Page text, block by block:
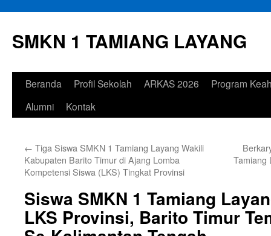
isi
SMKN 1 TAMIANG LAYANG
Beranda Profil Sekolah ARKAS 2026
Program
Alumni
Kontak
← Tiga Siswa SMKN 1 Tamiang Layang Wakili
Kabupaten Barito Timur di Ajang Lomba
Kompetensi Siswa (LKS) Tingkat Provinsi
Tamiang
Siswa SMKN 1 Tamiang
LKS Provinsi, Barito Timur